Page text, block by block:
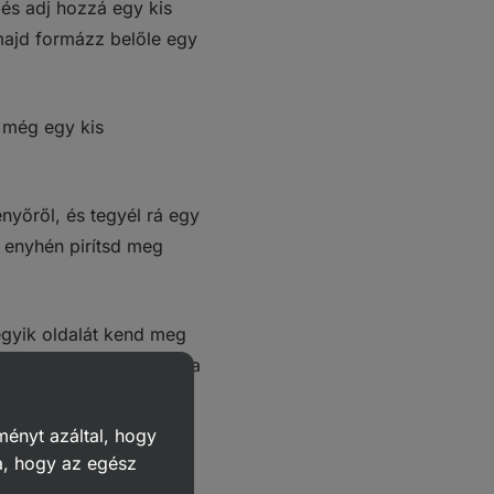
adj hozzá egy kis
formázz belőle egy
egy kis
és tegyél rá egy
pirítsd meg
oldalát kend meg
a kész húst, az apróra
hozzá, hogy az
Szuperek lesznek
azáltal, hogy
hogy az egész